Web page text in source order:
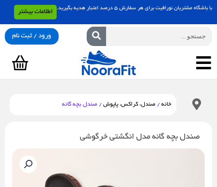
پرش
با باشگاه مشتریان نورافیت برای هر سفارش 5 درصد اعتبار هدیه بگیرید.
اطلاعات بیشتر
ورود / ثبت نام
سبد
خانه /صندل، کراکس، پاپوش / صندل بچه گانه
صندل بچه گانه مدل انگشتی خرگوشی